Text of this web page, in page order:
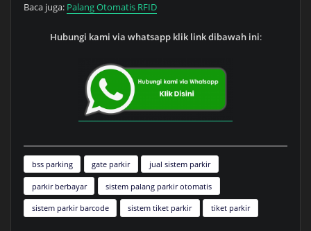
Baca juga: Palang Otomatis RFID
Hubungi kami via whatsapp klik link dibawah ini:
bss parking gate parkir jual sistem parkir
parkir berbayar sistem palang parkir otomatis
sistem parkir barcode sistem tiket parkir tiket parkir